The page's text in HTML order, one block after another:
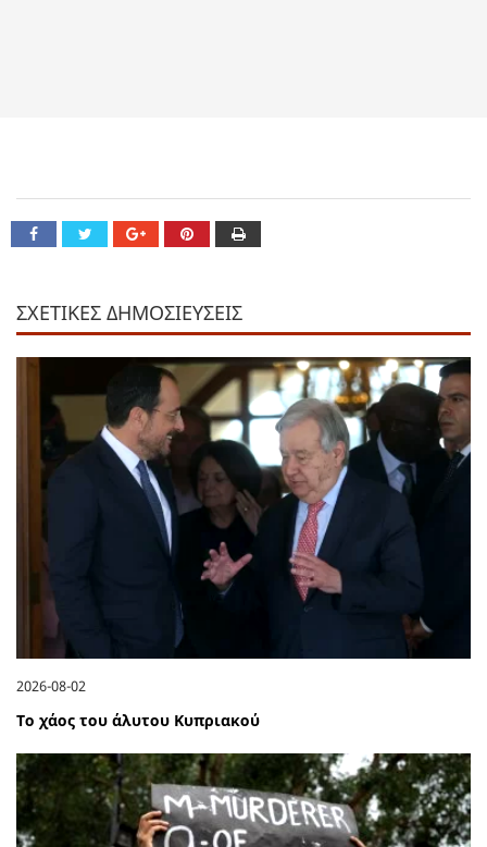
ΣΧΕΤΙΚΕΣ ΔΗΜΟΣΙΕΥΣΕΙΣ
2026-08-02
Το χάος του άλυτου Κυπριακού